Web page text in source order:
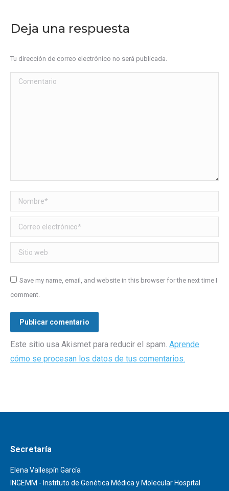
Deja una respuesta
Tu dirección de correo electrónico no será publicada.
Comentario
Nombre *
Correo electrónico *
Sitio web
Save my name, email, and website in this browser for the next time I
comment.
Publicar comentario
Este sitio usa Akismet para reducir el spam. Aprende
cómo se procesan los datos de tus comentarios.
Secretaría
Elena Vallespín García
INGEMM - Instituto de Genética Médica y Molecular Hospital